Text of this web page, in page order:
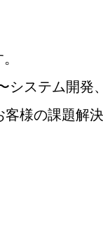
システム開発
様の課題解